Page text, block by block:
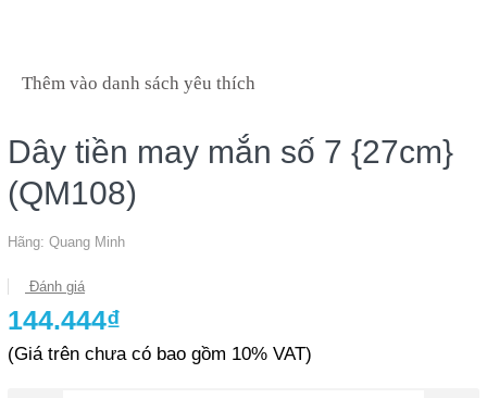
Thêm vào danh sách yêu thích
Dây tiền may mắn số 7 {27cm}
(QM108)
Hãng: Quang Minh
Đánh giá
144.444₫
(Giá trên chưa có bao gồm 10% VAT)